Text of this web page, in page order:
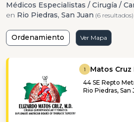
Médicos Especialistas / Cirugía /
en Rio Piedras, San Juan (6 resultados)
Ordenamiento Ver Mapa
1 Matos Cruz
44 SE Repto
Rio Piedras, San